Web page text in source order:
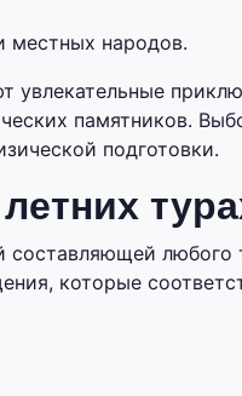
местных народов.
увлекательные
памятников.
подготовки.
составляющей любого
которые